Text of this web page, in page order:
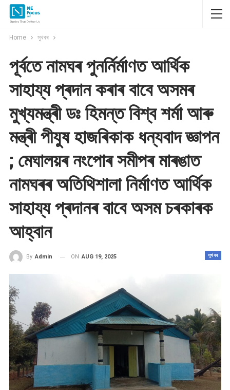
Home সুখবৰ
পূৰ্বতে নামঘৰ পুনৰ্নিৰ্মাণত আৰ্থিক
সাহায্য প্ৰদান কৰাৰ বাবে অসমৰ
মুখ্যমন্ত্ৰী ডঃ হিমন্ত বিশ্ব শৰ্মা আৰু
মন্ত্ৰী পীযুষ হাজৰিকাক ধন্যবাদ জ্ঞাপন
; মেঘালয়ৰ নংপোৰ সমীপৰ মাৰঙাত
নামঘৰৰ অতিথিশালা নিৰ্মাণত আৰ্থিক
সাহায্য প্ৰদানৰ বাবে অসম চৰকাৰক
আহ্বান
সুখবৰ
By Admin ON AUG 19, 2025